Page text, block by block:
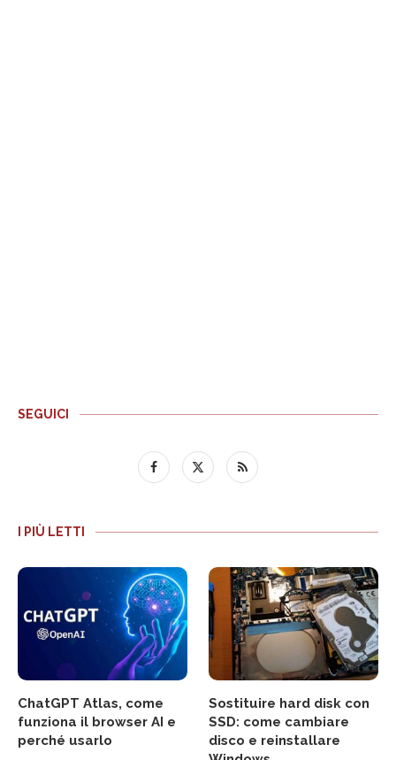
SEGUICI
I PIÙ LETTI
ChatGPT Atlas, come
funziona il browser AI e
perché usarlo
Sostituire hard disk con
SSD: come cambiare
disco e reinstallare